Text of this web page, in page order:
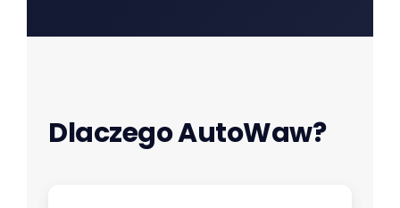
Dlaczego AutoWaw?